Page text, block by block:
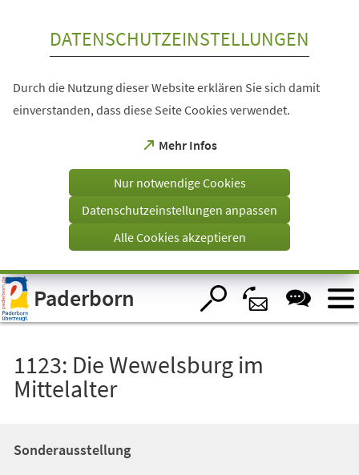
Visuelle
Assistenzsoftware
öffnen.
DATENSCHUTZEINSTELLUNGEN
Durch die Nutzung dieser Website erklären Sie sich damit
einverstanden, dass diese Seite Cookies verwendet.
Mehr Infos
(Öffnet
einem
Tab)
Nur notwendige Cookies
Datenschutzeinstellungen anpassen
Alle Cookies akzeptieren
Paderborn
1123: Die Wewelsburg im
Mittelalter
Sonderausstellung